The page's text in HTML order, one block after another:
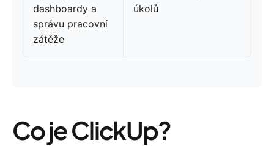
dashboardy a
správu pracovní
zátěže
úkolů
Co je ClickUp?